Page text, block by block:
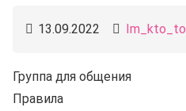
13.09.2022 Im_kto_to
Группа для общения
Правила